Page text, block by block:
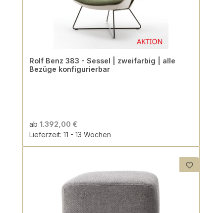
Rolf Benz 383 - Sessel | zweifarbig | alle
Bezüge konfigurierbar
ab 1.392,00 €
Lieferzeit: 11 - 13 Wochen